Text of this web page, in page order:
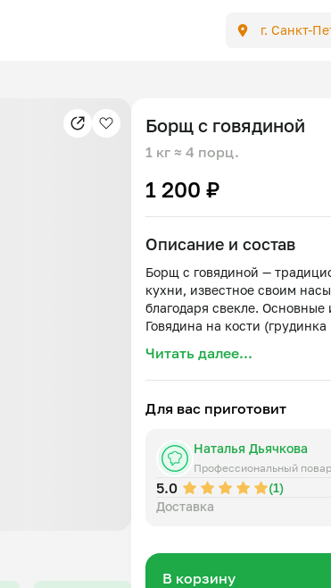
г. Санкт-
Борщ с говядиной
1 кг ≈ 4 порц.
1 200 ₽
Описание и состав
Борщ с говядиной —
кухни, известное своим
благодаря свекле.
Говядина на кости
Капуста белокочанная
Картофель
Лук репчатый
Уксус столовый или
Чеснок
Лавровый лист
Перец черный горошком
Зелень и Сметана
Читать далее...
Для вас приготовит
Наталья Дьячкова
Профессиональный повар
5.0
(1)
Доставка
В корзину